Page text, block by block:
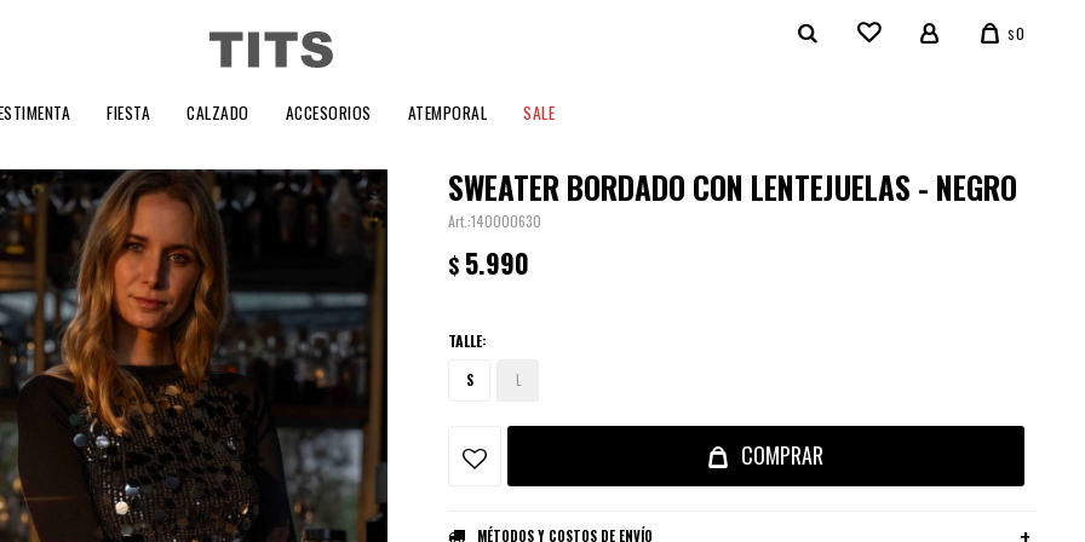
FIESTA CALZADO ACCESORIOS ATEMPORAL SALE
$0
SWEATER BORDADO CON LENTEJUELAS - NEGRO
140000630
$ 5.990
TALLE:
S L
COMPRAR
MÉTODOS Y COSTOS DE ENVÍO